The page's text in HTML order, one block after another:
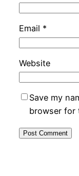
Email *
Website
Save my
browser for